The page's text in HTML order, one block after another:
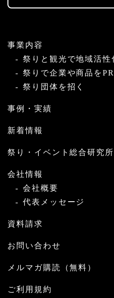
事業内容
祭りと観光で地域活性
祭りで企業や商品をPR
祭り団体を招く
事例・実績
新着情報
祭り・イベント総合研究所
会社情報
会社概要
代表メッセージ
資料請求
お問い合わせ
メルマガ購読（無料）
ご利用規約